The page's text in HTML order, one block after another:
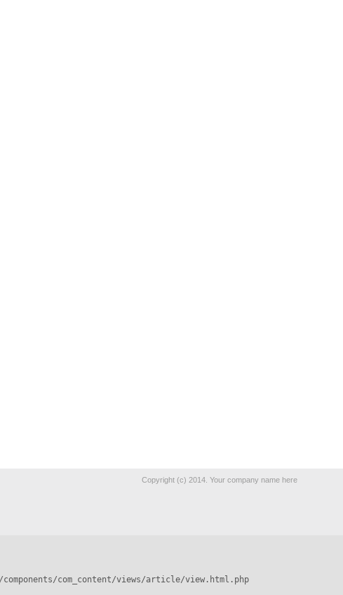
Copyright (c) 2014. Your company name here
com_content/views/article/view.html.php